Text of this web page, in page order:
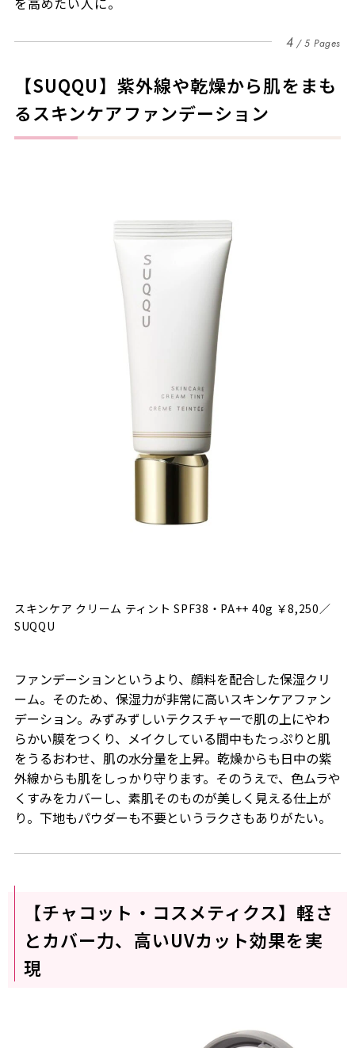
4 5 Pages
【SUQQU】紫外線や乾燥から肌をまも
るスキンケアファンデーション
スキンケア クリーム ティント SPF38・PA++ 40g ￥8,250／
SUQQU
ファンデーションというより、顔料を配合した保湿クリ
ーム。そのため、保湿力が非常に高いスキンケアファン
デーション。みずみずしいテクスチャーで肌の上にやわ
らかい膜をつくり、メイクしている間中もたっぷりと肌
をうるおわせ、肌の水分量を上昇。乾燥からも日中の紫
外線からも肌をしっかり守ります。そのうえで、色ムラや
くすみをカバーし、素肌そのものが美しく見える仕上が
り。下地もパウダーも不要というラクさもありがたい。
【チャコット・コスメティクス】軽さ
とカバー力、高いUVカット効果を実
現